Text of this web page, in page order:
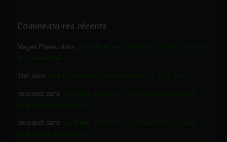
Commentaires récents
Magali Pineau dans
Stef dans
bousquet dans
bousquet dans